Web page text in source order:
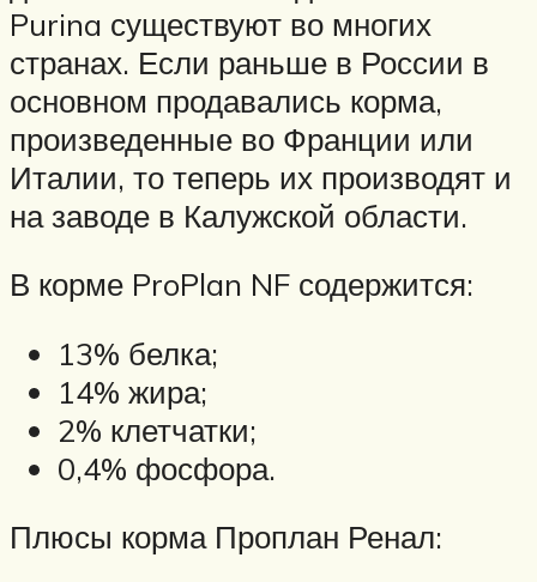
Purina существуют во многих
странах. Если раньше в России в
основном продавались корма,
произведенные во Франции или
Италии, то теперь их производят и
на заводе в Калужской области.
В корме ProPlan NF содержится:
13% белка;
14% жира;
2% клетчатки;
0,4% фосфора.
Плюсы корма Проплан Ренал: